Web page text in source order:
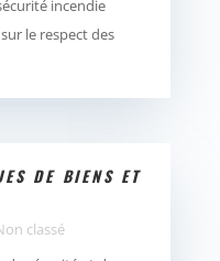
incendie
le respect des
DE BIENS ET
classé